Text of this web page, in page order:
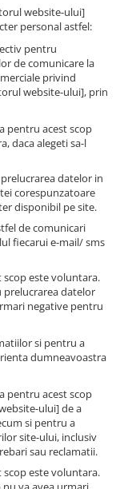
website-ului]
personal astfel:
pentru
de comunicare la
privind
website-ului], prin
pentru acest scop
daca alegeti sa-l
datelor in
corespunzatoare
disponibil pe site.
de comunicari
fiecarui e-mail/ sms
este voluntara.
datelor
negative pentru
si pentru a
dumneavoastra
pentru acest scop
ului] de a
si pentru a
site-ului, inclusiv
sau reclamatii.
este voluntara.